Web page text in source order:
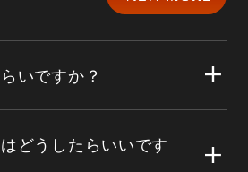
いですか？
変動する場合がございます。
どうしたらいいです